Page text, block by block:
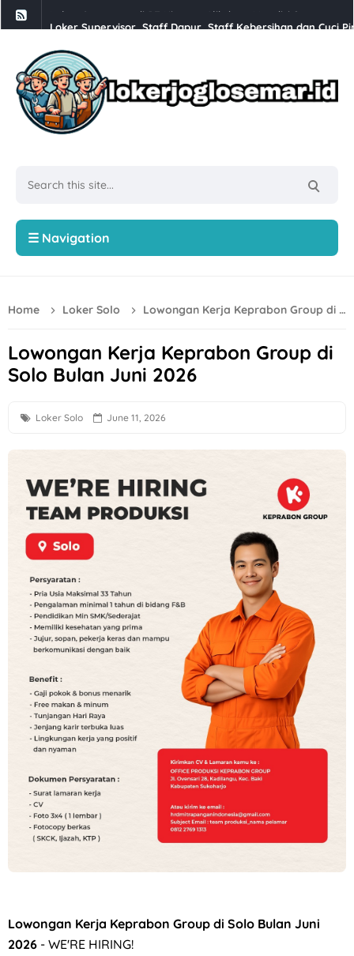
Loker Supervisor, Staff Dapur, Staff Kebersihan dan Cuci
Loker Solo 3 Posisi di PT Pracima Boga Sana
Loker Bulan Agustus 2026 di PT Prima Parquet Indonesia
Lowongan Kerja XLC Promotor di XLSmart Semarang
Loker PT Generasi Motor Sukses Solo Posisi Security, Driver
Loker PROJMX Apparel Solo Baru untuk Lulusan D3/S1
Loker Sales Counter, Helper Toko di Toko Super Grosir
Loker Crew Dapur, Kepala Outlet di Djuragan Group
Loker Perbankan Sukoharjo Lulusan SMA dan D3 di PT
Lowongan Kerja Perusahaan F&B di Waroeng Tokyo
Loker Crew Gudang Produksi di Keprabon Group Sukoharjo
Loker Supervisor Store dan Barista di Pangestu Coffee
Loker Technical Sales, Social Media & Counter Officer di
Loker Operator Mesin Kayu, Tukang Kayu PT Venus Java
Loker Semarang Terbaru di Booba Bloom
Loker Solo Raya Posisi Staff Minuman, Dishwasher, Kasir,
Loker Canvasser di PT Kinarya Alihdaya Mandiri Semarang
☰ Navigation
Home Loker Solo Lowongan Kerja Keprabon Group di Solo Bulan Juni 2026
Lowongan Kerja Keprabon Group di
Solo Bulan Juni 2026
Loker Solo June 11, 2026
Lowongan Kerja Keprabon Group di Solo Bulan Juni
2026 - WE'RE HIRING!